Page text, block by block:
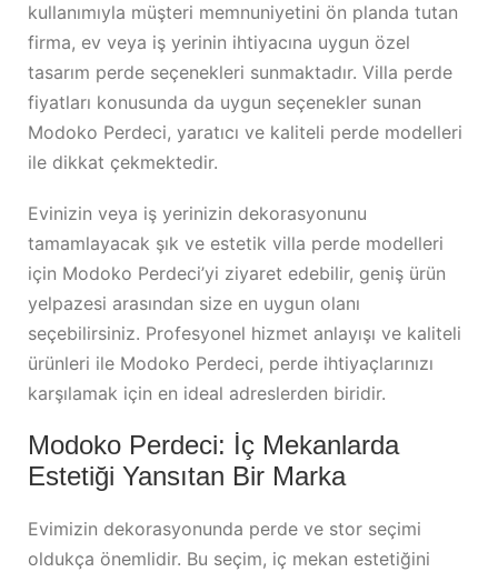
kullanımıyla müşteri memnuniyetini ön planda tutan
firma, ev veya iş yerinin ihtiyacına uygun özel
tasarım perde seçenekleri sunmaktadır. Villa perde
fiyatları konusunda da uygun seçenekler sunan
Modoko Perdeci, yaratıcı ve kaliteli perde modelleri
ile dikkat çekmektedir.
Evinizin veya iş yerinizin dekorasyonunu
tamamlayacak şık ve estetik villa perde modelleri
için Modoko Perdeci’yi ziyaret edebilir, geniş ürün
yelpazesi arasından size en uygun olanı
seçebilirsiniz. Profesyonel hizmet anlayışı ve kaliteli
ürünleri ile Modoko Perdeci, perde ihtiyaçlarınızı
karşılamak için en ideal adreslerden biridir.
Modoko Perdeci: İç Mekanlarda
Estetiği Yansıtan Bir Marka
Evimizin dekorasyonunda perde ve stor seçimi
oldukça önemlidir. Bu seçim, iç mekan estetiğini